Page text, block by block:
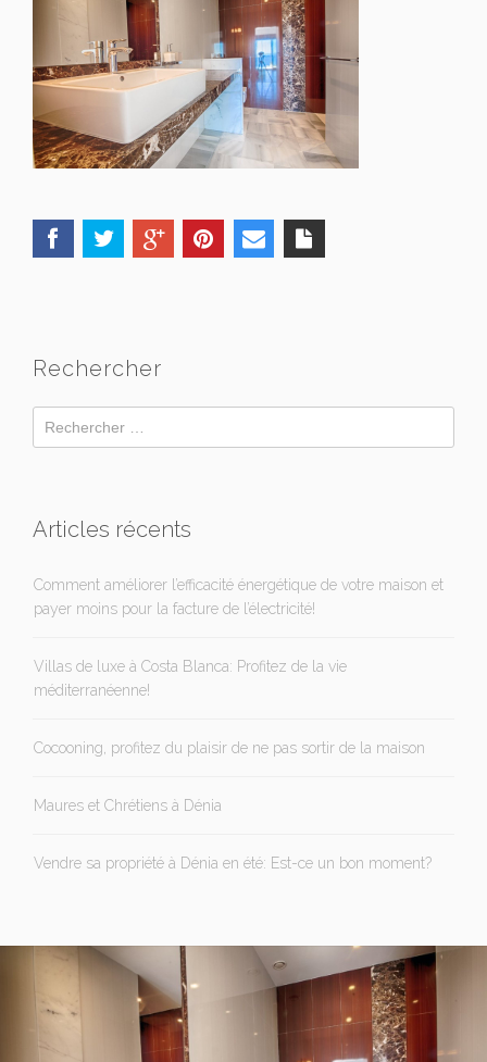
Rechercher
Articles récents
Comment améliorer l’efficacité énergétique de votre maison et
payer moins pour la facture de l’électricité!
Villas de luxe à Costa Blanca: Profitez de la vie
méditerranéenne!
Cocooning, profitez du plaisir de ne pas sortir de la maison
Maures et Chrétiens à Dénia
Vendre sa propriété à Dénia en été: Est-ce un bon moment?